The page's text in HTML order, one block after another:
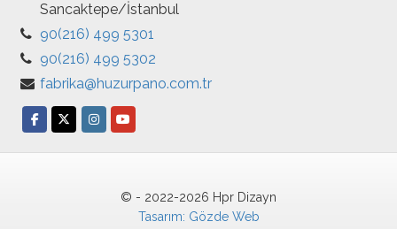
Sancaktepe/İstanbul
90(216) 499 5301
90(216) 499 5302
fabrika@huzurpano.com.tr
© - 2022-2026 Hpr Dizayn
Tasarım: Gözde Web